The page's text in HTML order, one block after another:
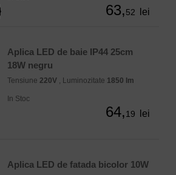
63,52 lei
Aplica LED de baie IP44 25cm
18W negru
Tensiune 220V , Luminozitate 1850 lm
In Stoc
64,19 lei
Aplica LED de fatada bicolor 10W